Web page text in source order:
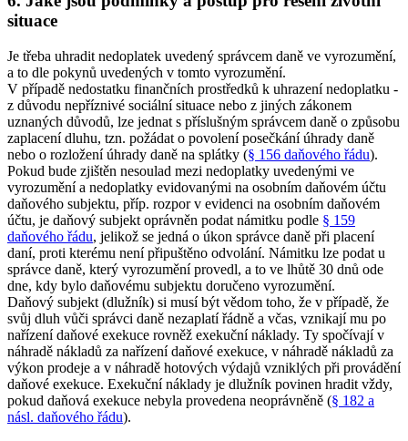
situace
Je třeba uhradit nedoplatek uvedený správcem daně ve vyrozumění,
a to dle pokynů uvedených v tomto vyrozumění.
V případě nedostatku finančních prostředků k uhrazení nedoplatku -
z důvodu nepříznivé sociální situace nebo z jiných zákonem
uznaných důvodů, lze jednat s příslušným správcem daně o způsobu
zaplacení dluhu, tzn. požádat o povolení posečkání úhrady daně
nebo o rozložení úhrady daně na splátky (§ 156 daňového řádu).
Pokud bude zjištěn nesoulad mezi nedoplatky uvedenými ve
vyrozumění a nedoplatky evidovanými na osobním daňovém účtu
daňového subjektu, příp. rozpor v evidenci na osobním daňovém
účtu, je daňový subjekt oprávněn podat námitku podle § 159
daňového řádu, jelikož se jedná o úkon správce daně při placení
daní, proti kterému není připuštěno odvolání. Námitku lze podat u
správce daně, který vyrozumění provedl, a to ve lhůtě 30 dnů ode
dne, kdy bylo daňovému subjektu doručeno vyrozumění.
Daňový subjekt (dlužník) si musí být vědom toho, že v případě, že
svůj dluh vůči správci daně nezaplatí řádně a včas, vznikají mu po
nařízení daňové exekuce rovněž exekuční náklady. Ty spočívají v
náhradě nákladů za nařízení daňové exekuce, v náhradě nákladů za
výkon prodeje a v náhradě hotových výdajů vzniklých při provádění
daňové exekuce. Exekuční náklady je dlužník povinen hradit vždy,
pokud daňová exekuce nebyla provedena neoprávněně (§ 182 a
násl. daňového řádu).